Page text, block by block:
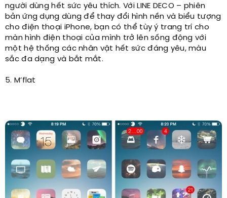
người dùng hết sức yêu thích. Với LINE DECO – phiên
bản ứng dụng dùng để thay đổi hình nền và biểu tượng
cho điện thoại iPhone, bạn có thể tùy ý trang trí cho
màn hình điện thoại của mình trở lên sống động với
một hệ thống các nhân vật hết sức đáng yêu, màu
sắc đa dạng và bắt mắt.
5. M’flat